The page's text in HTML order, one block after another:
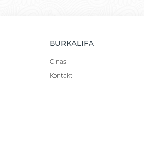
BURKALIFA
O nas
Kontakt